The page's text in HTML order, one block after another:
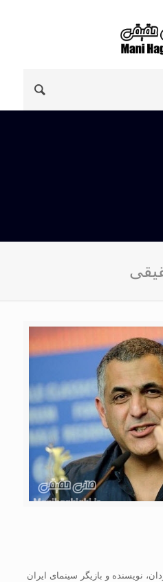
کارگردان، نویسنده و بازیگر سینمای ایران